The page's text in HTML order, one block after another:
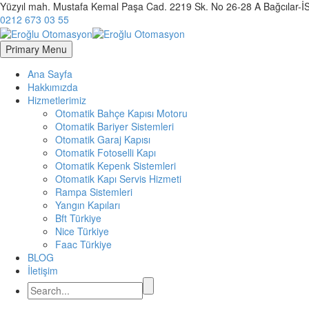
Yüzyıl mah. Mustafa Kemal Paşa Cad. 2219 Sk. No 26-28 A Bağcılar-
0212 673 03 55
Primary Menu
Ana Sayfa
Hakkımızda
Hizmetlerimiz
Otomatik Bahçe Kapısı Motoru
Otomatik Bariyer Sistemleri
Otomatik Garaj Kapısı
Otomatik Fotoselli Kapı
Otomatik Kepenk Sistemleri
Otomatik Kapı Servis Hizmeti
Rampa Sistemleri
Yangın Kapıları
Bft Türkiye
Nice Türkiye
Faac Türkiye
BLOG
İletişim